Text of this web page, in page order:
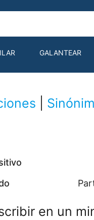
GALANTEAR
en un